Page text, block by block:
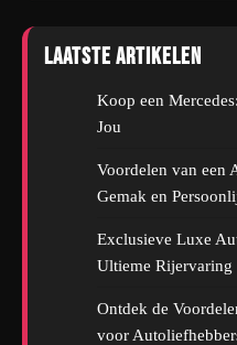
Laatste artikelen
Koop een
Jou
Voordelen van een
Gemak en
Exclusieve Luxe
Ultieme Rijervaring
Ontdek de
voor